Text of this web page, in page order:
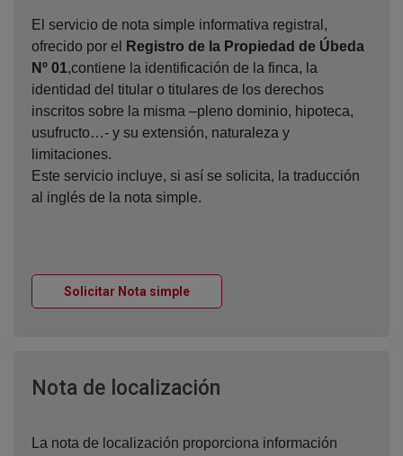
El servicio de nota simple informativa registral,
ofrecido por el
Registro de la Propiedad de Úbeda
Nº 01,contiene la identificación de la finca, la
identidad del titular o titulares de los derechos
inscritos sobre la misma –pleno dominio, hipoteca,
usufructo…- y su extensión, naturaleza y
limitaciones.
Este servicio incluye, si así se solicita, la traducción
al inglés de la nota simple.
Solicitar Nota simpleVentana nueva
Nota de localización
La nota de localización proporciona información